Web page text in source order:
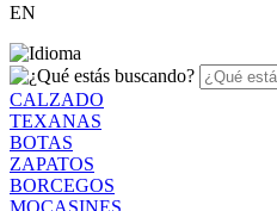
EN
CALZADO
TEXANAS
BOTAS
ZAPATOS
BORCEGOS
MOCASINES